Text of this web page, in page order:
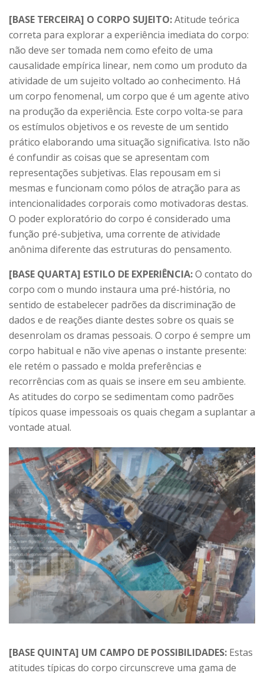
[BASE TERCEIRA] O CORPO SUJEITO:Atitude teórica
correta para explorar a experiência imediata do corpo:
não deve ser tomada nem como efeito de uma
causalidade empírica linear, nem como um produto da
atividade de um sujeito voltado ao conhecimento. Há
um corpo fenomenal, um corpo que é um agente ativo
na produção da experiência. Este corpo volta-se para
os estímulos objetivos e os reveste de um sentido
prático elaborando uma situação significativa. Isto não
é confundir as coisas que se apresentam com
representações subjetivas. Elas repousam em si
mesmas e funcionam como pólos de atração para as
intencionalidades corporais como motivadoras destas.
O poder exploratório do corpo é considerado uma
função pré-subjetiva, uma corrente de atividade
anônima diferente das estruturas do pensamento.
[BASE QUARTA] ESTILO DE EXPERIÊNCIA:O contato do
corpo com o mundo instaura uma pré-história, no
sentido de estabelecer padrões da discriminação de
dados e de reações diante destes sobre os quais se
desenrolam os dramas pessoais. O corpo é sempre um
corpo habitual e não vive apenas o instante presente:
ele retém o passado e molda preferências e
recorrências com as quais se insere em seu ambiente.
As atitudes do corpo se sedimentam como padrões
típicos quase impessoais os quais chegam a suplantar a
vontade atual.
[BASE QUINTA] UM CAMPO DE POSSIBILIDADES: Estas
atitudes típicas do corpo circunscreve uma gama de